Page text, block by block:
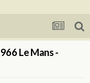
Le Mans -